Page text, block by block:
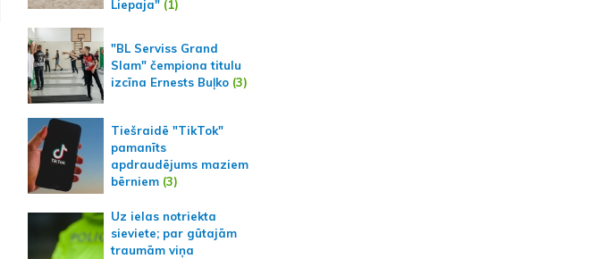
Liepaja"(1)
"BL Serviss Grand
Slam" čempiona titulu
izcīna Ernests Buļko(3)
Tiešraidē "TikTok"
pamanīts
apdraudējums maziem
bērniem(3)
Uz ielas notriekta
sieviete; par gūtajām
traumām viņa